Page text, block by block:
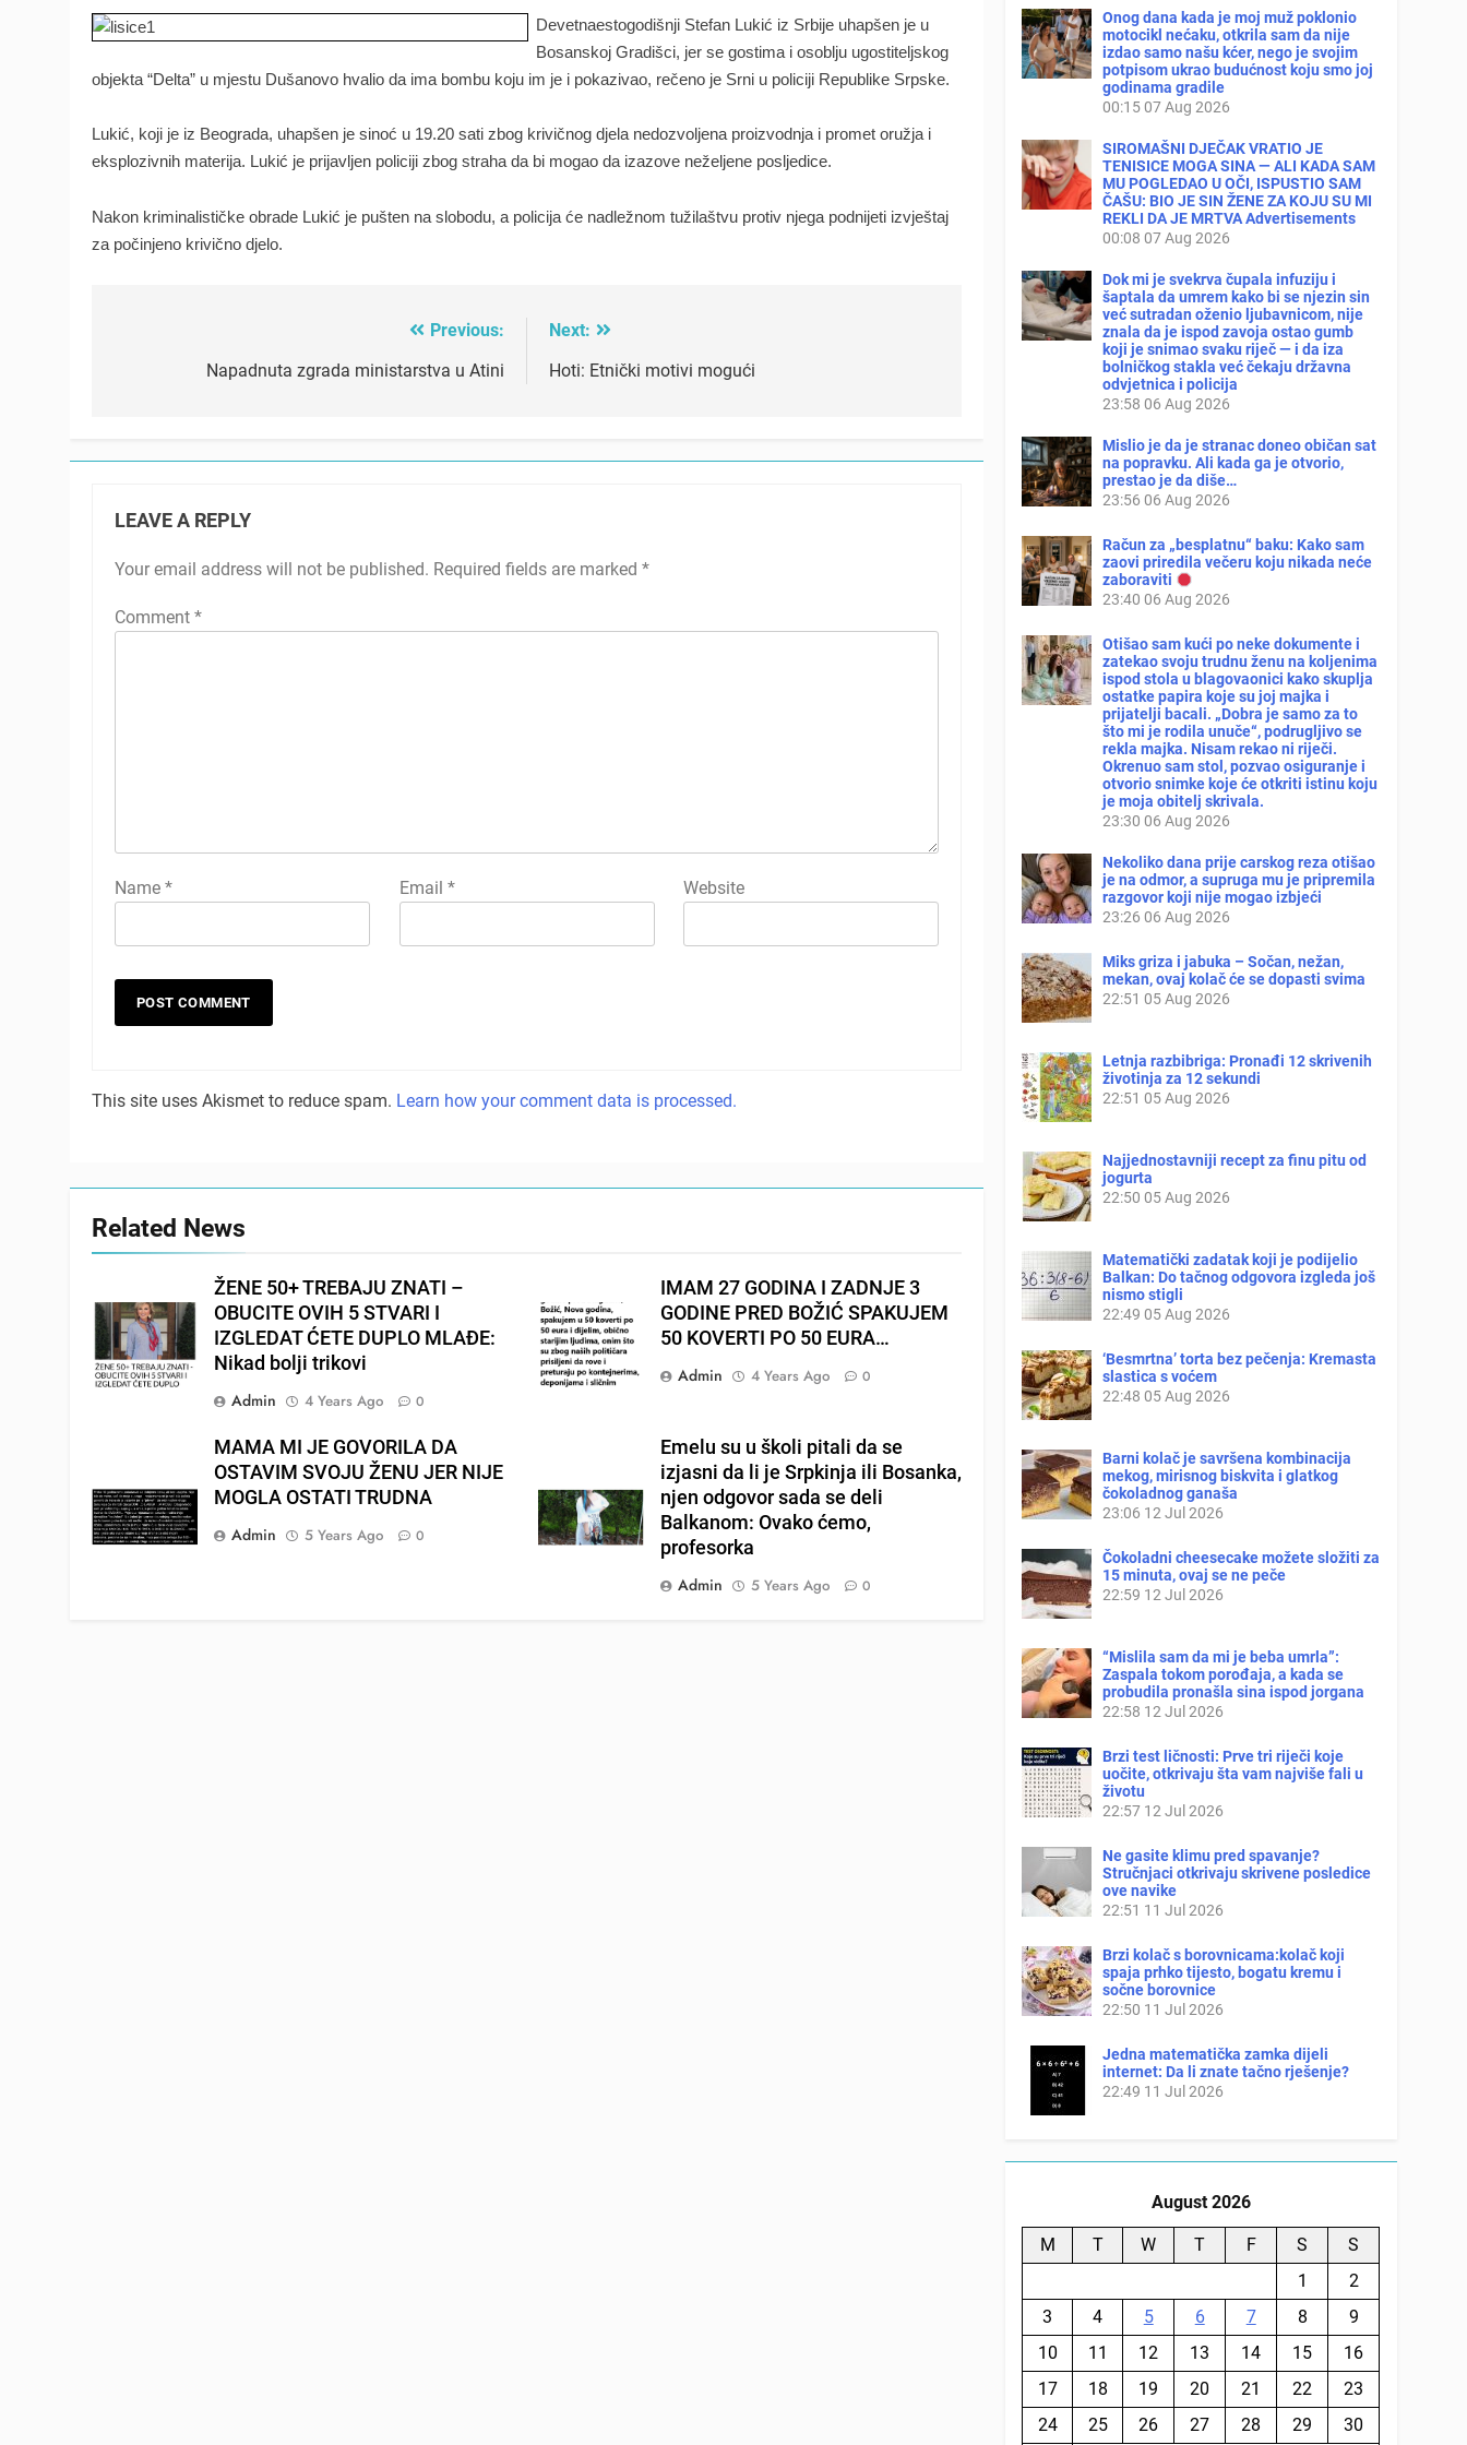
Devetnaestogodišnji Stefan Lukić iz Srbije uhapšen je u
Bosanskoj Gradišci, jer se gostima i osoblju ugostiteljskog
objekta “Delta” u mjestu Dušanovo hvalio da ima bombu koju im je i pokazivao, rečeno je Srni u policiji Republike Srpske.
Lukić, koji je iz Beograda, uhapšen je sinoć u 19.20 sati zbog krivičnog djela nedozvoljena proizvodnja i promet oružja i
eksplozivnih materija. Lukić je prijavljen policiji zbog straha da bi mogao da izazove neželjene posljedice.
Nakon kriminalističke obrade Lukić je pušten na slobodu, a policija će nadležnom tužilaštvu protiv njega podnijeti izvještaj
za počinjeno krivično djelo.
navigation
Previous:
Napadnuta zgrada ministarstva u Atini
Next:
Hoti: Etnički motivi mogući
LEAVE A REPLY
Your email address will not be published. Required fields are marked *
Comment *
Name * Email * Website
This site uses Akismet to reduce spam. Learn how your comment data is processed.
Related News
ŽENE 50+ TREBAJU ZNATI –
OBUCITE OVIH 5 STVARI I
IZGLEDAT ĆETE DUPLO MLAĐE:
Nikad bolji trikovi
Admin
4 Years Ago 0
IMAM 27 GODINA I ZADNJE 3
GODINE PRED BOŽIĆ SPAKUJEM
50 KOVERTI PO 50 EURA…
Admin
4 Years Ago 0
MAMA MI JE GOVORILA DA
OSTAVIM SVOJU ŽENU JER NIJE
MOGLA OSTATI TRUDNA
Admin
5 Years Ago 0
Emelu su u školi pitali da se
izjasni da li je Srpkinja ili Bosanka,
njen odgovor sada se deli
Balkanom: Ovako ćemo,
profesorka
Admin
5 Years Ago 0
Onog dana kada je moj muž poklonio
motocikl nećaku, otkrila sam da nije
izdao samo našu kćer, nego je svojim
potpisom ukrao budućnost koju smo joj
godinama gradile
00:15 07 Aug 2026
SIROMAŠNI DJEČAK VRATIO JE
TENISICE MOGA SINA — ALI KADA SAM
MU POGLEDAO U OČI, ISPUSTIO SAM
ČAŠU: BIO JE SIN ŽENE ZA KOJU SU MI
REKLI DA JE MRTVA Advertisements
00:08 07 Aug 2026
Dok mi je svekrva čupala infuziju i
šaptala da umrem kako bi se njezin sin
već sutradan oženio ljubavnicom, nije
znala da je ispod zavoja ostao gumb
koji je snimao svaku riječ — i da iza
bolničkog stakla već čekaju državna
odvjetnica i policija
23:58 06 Aug 2026
Mislio je da je stranac doneo običan sat
na popravku. Ali kada ga je otvorio,
prestao je da diše…
23:56 06 Aug 2026
Račun za „besplatnu“ baku: Kako sam
zaovi priredila večeru koju nikada neće
zaboraviti
23:40 06 Aug 2026
Otišao sam kući po neke dokumente i
zatekao svoju trudnu ženu na koljenima
ispod stola u blagovaonici kako skuplja
ostatke papira koje su joj majka i
prijatelji bacali. „Dobra je samo za to
što mi je rodila unuče“, podrugljivo se
rekla majka. Nisam rekao ni riječi.
Okrenuo sam stol, pozvao osiguranje i
otvorio snimke koje će otkriti istinu koju
je moja obitelj skrivala.
23:30 06 Aug 2026
Nekoliko dana prije carskog reza otišao
je na odmor, a supruga mu je pripremila
razgovor koji nije mogao izbjeći
23:26 06 Aug 2026
Miks griza i jabuka – Sočan, nežan,
mekan, ovaj kolač će se dopasti svima
22:51 05 Aug 2026
Letnja razbibriga: Pronađi 12 skrivenih
životinja za 12 sekundi
22:51 05 Aug 2026
Najjednostavniji recept za finu pitu od
jogurta
22:50 05 Aug 2026
Matematički zadatak koji je podijelio
Balkan: Do tačnog odgovora izgleda još
nismo stigli
22:49 05 Aug 2026
‘Besmrtna’ torta bez pečenja: Kremasta
slastica s voćem
22:48 05 Aug 2026
Barni kolač je savršena kombinacija
mekog, mirisnog biskvita i glatkog
čokoladnog ganaša
23:06 12 Jul 2026
Čokoladni cheesecake možete složiti za
15 minuta, ovaj se ne peče
22:59 12 Jul 2026
“Mislila sam da mi je beba umrla”:
Zaspala tokom porođaja, a kada se
probudila pronašla sina ispod jorgana
22:58 12 Jul 2026
Brzi test ličnosti: Prve tri riječi koje
uočite, otkrivaju šta vam najviše fali u
životu
22:57 12 Jul 2026
Ne gasite klimu pred spavanje?
Stručnjaci otkrivaju skrivene posledice
ove navike
22:51 11 Jul 2026
Brzi kolač s borovnicama:kolač koji
spaja prhko tijesto, bogatu kremu i
sočne borovnice
22:50 11 Jul 2026
Jedna matematička zamka dijeli
internet: Da li znate tačno rješenje?
22:49 11 Jul 2026
August 2026
M T W T F S
S
1
2
3
4 5 6 7 8
9
10
11 12 13 14 15
16
17
18 19 20 21 22
23
24
25 26 27 28 29 30